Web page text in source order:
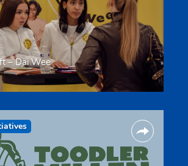
– Däi Wee